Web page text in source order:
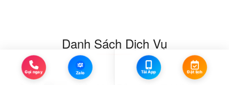
Danh Sách Dịch Vụ
Gọi ngay
Zalo
Zalo Tải App Đặt lịch